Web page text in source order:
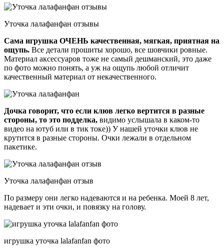
Уточка лалафанфан отзывы
Сама игрушка ОЧЕНЬ качественная, мягкая, приятная на
ощупь. Все детали прошиты хорошо, все шовчики ровные.
Материал аксессуаров тоже не самый дешманский, это даже
по фото можно понять, а уж на ощупь любой отличит
качественный материал от некачественного.
Дочка говорит, что если клюв легко вертится в разные
стороны, то это подделка, видимо услышала в каком-то
видео на ютуб или в тик токе)) У нашей уточки клюв не
крутится в разные стороны. Очки лежали в отдельном
пакетике.
Уточка лалафанфан отзыв
По размеру они легко надеваются и на ребенка. Моей 8 лет,
надевает и эти очки, и повязку на голову.
игрушка уточка lalafanfan фото